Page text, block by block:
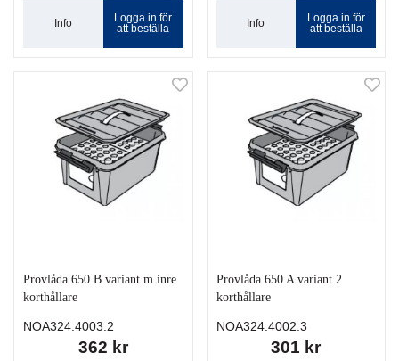
Info
Logga in för
att beställa
Info
Logga in för
att beställa
Provlåda 650 B variant m inre
korthållare
NOA324.4003.2
362 kr
Provlåda 650 A variant 2
korthållare
NOA324.4002.3
301 kr